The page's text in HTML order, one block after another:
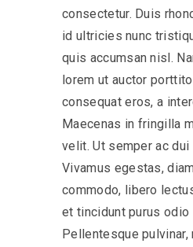
consectetur. Duis
id ultricies nunc
quis accumsan nisl.
lorem ut auctor
consequat eros, a
Maecenas in fringilla
velit. Ut semper ac dui
Vivamus egestas,
commodo, libero
et tincidunt purus odio
Pellentesque pulvinar,